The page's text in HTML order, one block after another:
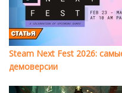
Steam Next Fest 2026:
демоверсии